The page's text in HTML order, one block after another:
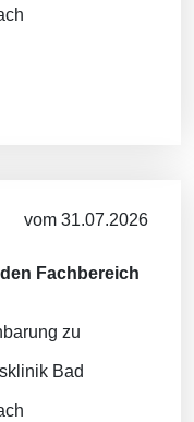
vom 31.07.2026
Fachbereich
zu
Bad